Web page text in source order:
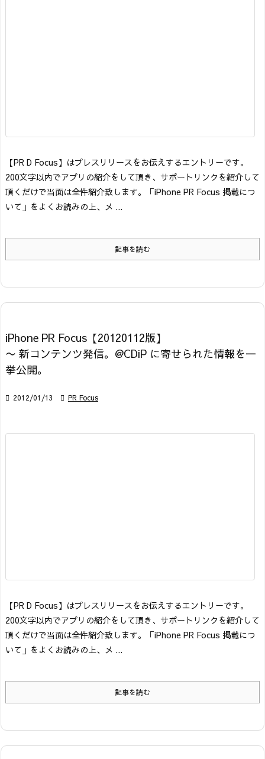
【PR D Focus】はプレスリリースをお伝えするエントリーです。
200文字以内でアプリの紹介をして頂き、サポートリンクを紹介して
頂くだけで当面は全件紹介致します。「iPhone PR Focus 掲載につ
いて」をよくお読みの上、メ ...
記事を読む
iPhone PR Focus【20120112版】
〜 新コンテンツ発信。@CDiP に寄せられた情報を一
挙公開。
 2012/01/13  PR Focus
【PR D Focus】はプレスリリースをお伝えするエントリーです。
200文字以内でアプリの紹介をして頂き、サポートリンクを紹介して
頂くだけで当面は全件紹介致します。「iPhone PR Focus 掲載につ
いて」をよくお読みの上、メ ...
記事を読む